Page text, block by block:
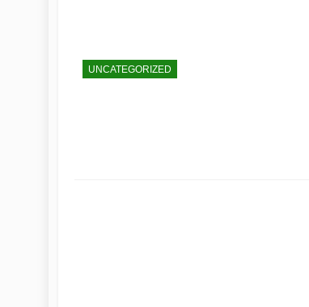
UNCATEGORIZED